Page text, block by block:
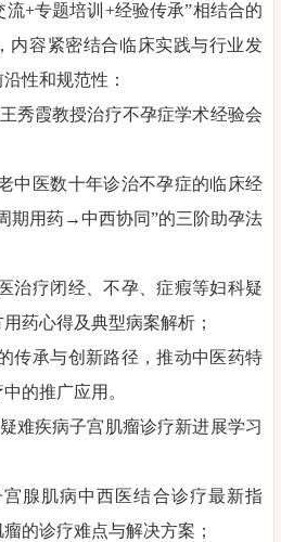
流+专题培训+经验传承”相结合的
内容紧密结合临床实践与行业发
性和规范性：
秀霞教授治疗不孕症学术经验会
中医数十年诊治不孕症的临床经
期用药→中西协同”的三阶助孕法
治疗闭经、不孕、症瘕等妇科疑
药心得及典型病案解析；
传承与创新路径，推动中医药特
的推广应用。
难疾病子宫肌瘤诊疗新进展学习
腺肌病中西医结合诊疗最新指
的诊疗难点与解决方案；